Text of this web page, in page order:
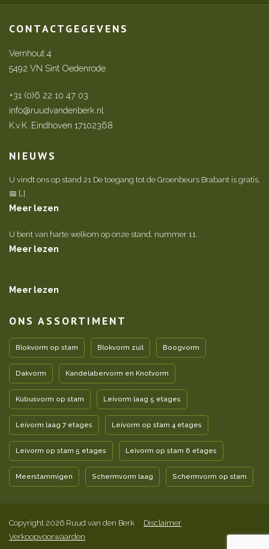
CONTACTGEGEVENS
Vernhout 4
5492 VN Sint Oedenrode
+31 (0)6 22 10 47 03
info@ruudvandenberk.nl
K.v.K. Eindhoven 17102368
NIEUWS
U vindt ons op stand 21 De toegang tot de Groenbeurs Brabant is gratis.
📅 […]
Meer lezen
U bent van harte welkom op onze stand, nummer 11.
Meer lezen
Meer lezen
ONS ASSORTIMENT
Blokvorm op stam Blokvorm zuil Boogvorm
Dakvorm Kandelabervorm en Knotvorm
Kubusvorm op stam Leivorm laag 5 etages
Leivorm laag 7 etages Leivorm op stam 4 etages
Leivorm op stam 5 etages Leivorm op stam 6 etages
Meerstammigen Schermvorm laag Schermvorm op stam
Copyright 2026 Ruud van den Berk
Disclaimer
Verkoopvoorwaarden